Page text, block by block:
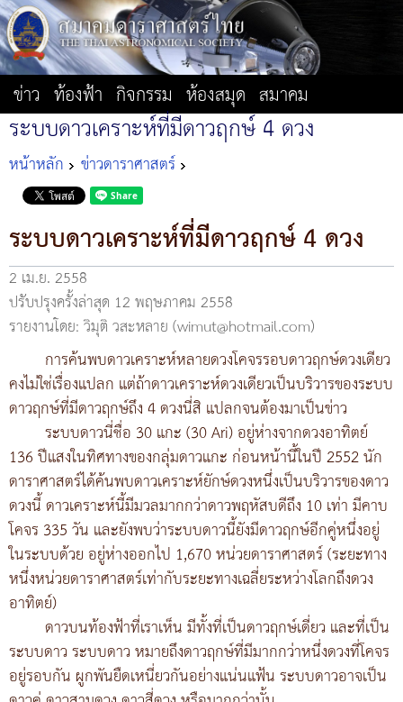
ข่าว ท้องฟ้า กิจกรรม ห้องสมุด สมาคม
ระบบดาวเคราะห์ที่มีดาวฤกษ์ 4 ดวง
หน้าหลัก ข่าวดาราศาสตร์
ระบบดาวเคราะห์ที่มีดาวฤกษ์ 4 ดวง
2 เม.ย. 2558
ปรับปรุงครั้งล่าสุด 12 พฤษภาคม 2558
รายงานโดย: วิมุติ วสะหลาย (wimut@hotmail.com)
การค้นพบดาวเคราะห์หลายดวงโคจรรอบดาวฤกษ์ดวงเดียว
คงไม่ใช่เรื่องแปลก แต่ถ้าดาวเคราะห์ดวงเดียวเป็นบริวารของระบบ
ดาวฤกษ์ที่มีดาวฤกษ์ถึง 4 ดวงนี่สิ แปลกจนต้องมาเป็นข่าว
ระบบดาวนี่ชื่อ 30 แกะ (30 Ari) อยู่ห่างจากดวงอาทิตย์
136 ปีแสงในทิศทางของกลุ่มดาวแกะ ก่อนหน้านี้ในปี 2552 นัก
ดาราศาสตร์ได้ค้นพบดาวเคราะห์ยักษ์ดวงหนึ่งเป็นบริวารของดาว
ดวงนี้ ดาวเคราะห์นี้มีมวลมากกว่าดาวพฤหัสบดีถึง 10 เท่า มีคาบ
โคจร 335 วัน และยังพบว่าระบบดาวนี้ยังมีดาวฤกษ์อีกคู่หนึ่งอยู่
ในระบบด้วย อยู่ห่างออกไป 1,670 หน่วยดาราศาสตร์ (ระยะทาง
หนึ่งหน่วยดาราศาสตร์เท่ากับระยะทางเฉลี่ยระหว่างโลกถึงดวง
อาทิตย์)
ดาวบนท้องฟ้าที่เราเห็น มีทั้งที่เป็นดาวฤกษ์เดี่ยว และที่เป็น
ระบบดาว ระบบดาว หมายถึงดาวฤกษ์ที่มีมากกว่าหนึ่งดวงที่โคจร
อยู่รอบกัน ผูกพันยืดเหนี่ยวกันอย่างแน่นแฟ้น ระบบดาวอาจเป็น